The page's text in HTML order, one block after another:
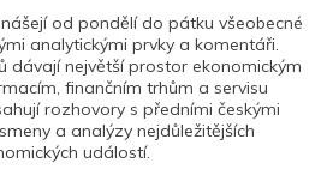
od pondělí do pátku všeobecné
analytickými prvky a komentáři.
dávají největší prostor ekonomickým
finančním trhům a servisu
rozhovory s předními českými
a analýzy nejdůležitějších
událostí.